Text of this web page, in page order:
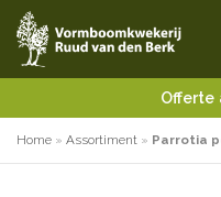
Offerte
Home » Assortiment » Parrotia